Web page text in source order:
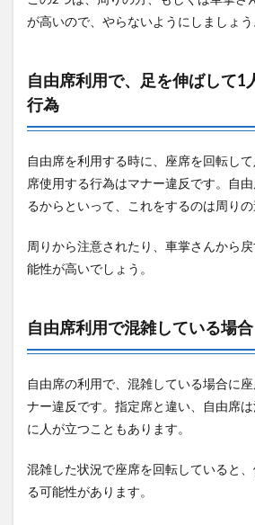
が高いので、やらないようにしましょう
自由席利用で、足を伸ばして1
行為
自由席を利用する時に、座席を回転し
席使用する行為はマナー違反です。自
るからといって、これをするのは周りの
周りから注意されたり、車掌さんから
能性が高いでしょう。
自由席利用で混雑している場合
自由席の利用で、混雑している場合に
ナー違反です。指定席と違い、自由席
に人が立つこともあります。
混雑した状況で座席を回転していると
る可能性があります。